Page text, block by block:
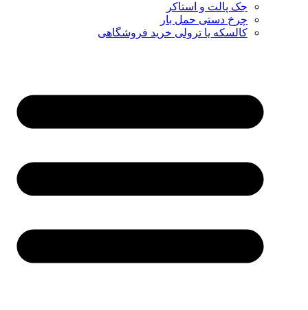
جک پالت و استاکر
چرخ دستی حمل بار
کالسکه یا ترولی خرید فروشگاهی